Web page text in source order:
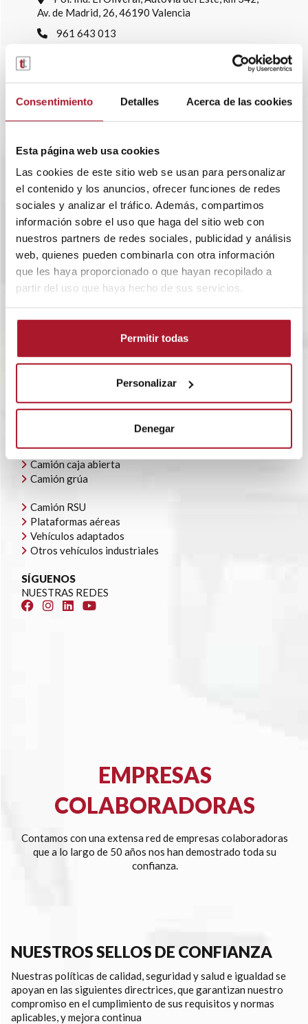
Consentimiento Detalles Acerca de las cookies
Esta página web usa cookies
Las cookies de este sitio web se usan para personalizar
el contenido y los anuncios, ofrecer funciones de redes
sociales y analizar el tráfico. Además, compartimos
información sobre el uso que haga del sitio web con
nuestros partners de redes sociales, publicidad y análisis
web, quienes pueden combinarla con otra información
que les haya proporcionado o que hayan recopilado a
partir del uso que haya hecho de sus servicios.
Permitir todas
Personalizar
Denegar
Av. de Madrid, 26, 46190 Valencia
961 643 013
Ver delegaciones
Trabaja con nosotros
SOBRE TRANSTEL
RENTING FLEXIBLE
CONTACTO
OFERTAS DE EMPLEO
Todoterrenos y furgonetas
Camión caja cerrada
Camión caja abierta
Camión grúa
Camión RSU
Plataformas aéreas
Vehículos adaptados
Otros vehículos industriales
SÍGUENOS
NUESTRAS REDES
EMPRESAS
COLABORADORAS
Contamos con una extensa red de empresas colaboradoras
que a lo largo de 50 años nos han demostrado toda su
confianza.
NUESTROS SELLOS DE CONFIANZA
Nuestras políticas de calidad, seguridad y salud e igualdad se
apoyan en las siguientes directrices, que garantizan nuestro
compromiso en el cumplimiento de sus requisitos y normas
aplicables, y mejora continua